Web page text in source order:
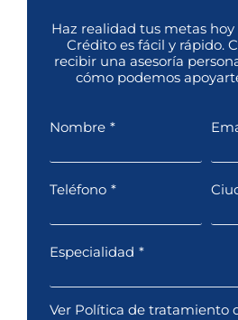
Haz realidad tus metas
Crédito es fácil y rápido.
recibir una asesoría
cómo podemos
Nombre *
Teléfono *
Especialidad *
Ver Política de tratamiento